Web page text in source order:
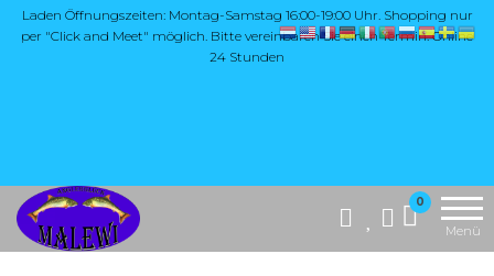
Zum
Inhalt
Laden Öffnungszeiten: Montag-Samstag 16:00-19:00 Uhr. Shopping nur
per "Click and Meet" möglich. Bitte vereinbaren Sie einen Termin. Online
24 Stunden
0
Menü